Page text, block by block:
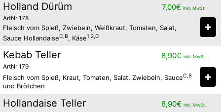
Holland Dürüm
ArtNr 178
7,00€ inkl. MwSt.
Fleisch vom Spieß, Zwiebeln, Weißkraut, Tomaten, Salat,
Sauce HollandaiseC,B, Käse1,2,C
✚
Kebab Teller
ArtNr 179
8,90€ inkl. MwSt.
Fleisch vom Spieß, Kraut, Tomaten, Salat, Zwiebeln, SauceC,B
und Brötchen
✚
Hollandaise Teller 8,90€ inkl. MwSt.